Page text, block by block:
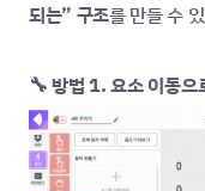
되는” 구조를 만들 수
🔧 방법 1. 요소 이동으